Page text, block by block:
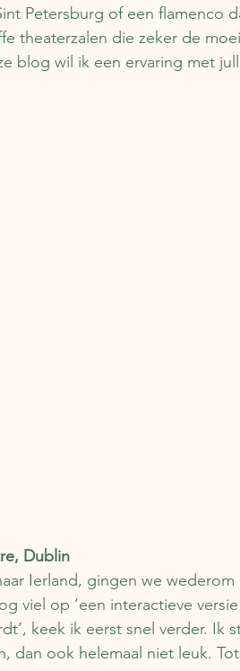
Petersburg of een flamenco
theaterzalen die zeker de
blog wil ik een ervaring met
Dublin
Ierland, gingen we
viel op ‘een interactieve
keek ik eerst snel verder. Ik
dan ook helemaal niet leuk.